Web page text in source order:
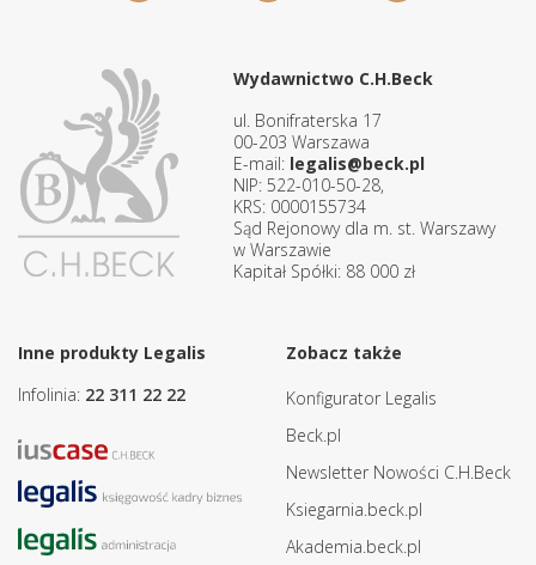
Wydawnictwo C.H.Beck
ul. Bonifraterska 17
00-203 Warszawa
E-mail: legalis@beck.pl
NIP: 522-010-50-28,
KRS: 0000155734
Sąd Rejonowy dla m. st. Warszawy
w Warszawie
Kapitał Spółki: 88 000 zł
Inne produkty Legalis
Infolinia: 22 311 22 22
Zobacz także
Konfigurator Legalis
Beck.pl
Newsletter Nowości C.H.Beck
Ksiegarnia.beck.pl
Akademia.beck.pl